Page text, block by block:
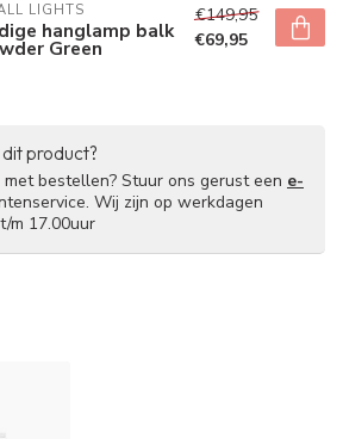
LIGHTS
hanglamp balk
Green
€149,95
€69,95
product?
bestellen? Stuur ons gerust een e-
Wij zijn op werkdagen
m 17.00uur